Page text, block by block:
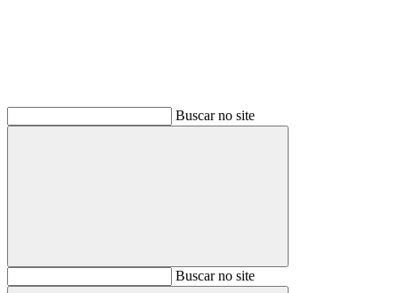
Buscar no site
BuscarBuscar no site